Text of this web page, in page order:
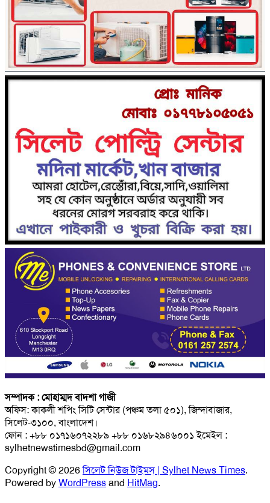
সম্পাদক : মোহাম্মদ বাদশা গাজী
অফিস: কাকলী শপিং সিটি সেন্টার (পঞ্চম তলা ৫০১), জিন্দাবাজার,
সিলেট-৩১০০, বাংলাদেশ।
ফোন : +৮৮ ০১৭১৬০৭২২৮৯ +৮৮ ০১৬৮২৯৪৬০০১ ইমেইল :
sylhetnewstimesbd@gmail.com
Copyright © 2026সিলেট নিউজ টাইমস্ | Sylhet News Times.
Powered by WordPress and HitMag.